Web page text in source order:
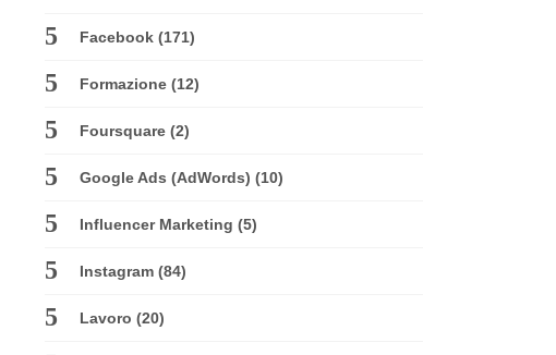
Facebook (171)
Formazione (12)
Foursquare (2)
Google Ads (AdWords) (10)
Influencer Marketing (5)
Instagram (84)
Lavoro (20)